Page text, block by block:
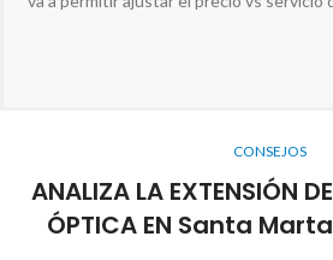
CONSEJOS
ANALIZA LA EXTENSIÓN
ÓPTICA EN Santa